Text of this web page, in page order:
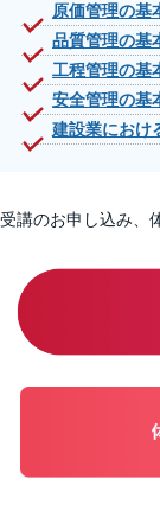
原価管理の基
品質管理の基
工程管理の基
安全管理の基
建設業におけ
受講のお申し込み、